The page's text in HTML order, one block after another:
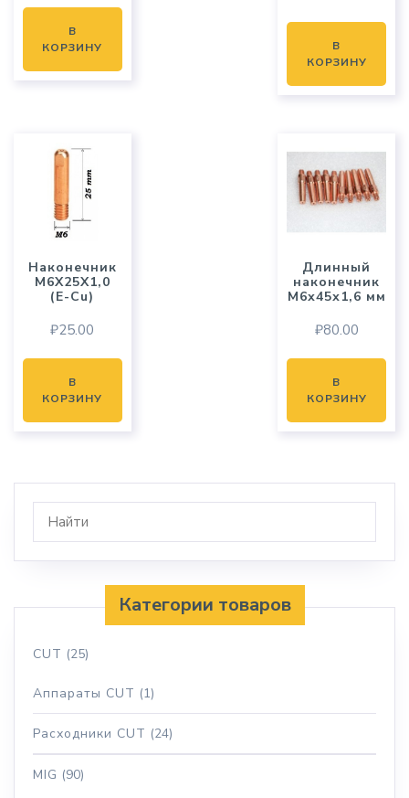
В
КОРЗИНУ
В
КОРЗИНУ
Наконечник
M6X25X1,0
(E-Cu)
₽25.00
В
КОРЗИНУ
Длинный
наконечник
М6х45х1,6 мм
₽80.00
В
КОРЗИНУ
Категории товаров
CUT (25)
Аппараты CUT (1)
Расходники CUT (24)
MIG (90)